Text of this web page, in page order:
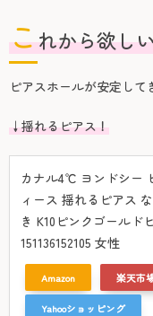
これから欲し
ピアスホールが安定して
↓揺れるピアス！
カナル4℃ ヨンドシー
ィース 揺れるピアス
き K10ピンクゴールド
151136152105 女性
Amazon 楽天市
Yahooショッピング